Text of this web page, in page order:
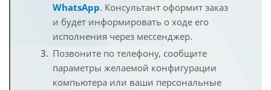
WhatsApp. Консультант оформит заказ
и будет информировать о ходе его
исполнения через мессенджер.
Позвоните по телефону, сообщите
параметры желаемой конфигурации
компьютера или ваши персональные